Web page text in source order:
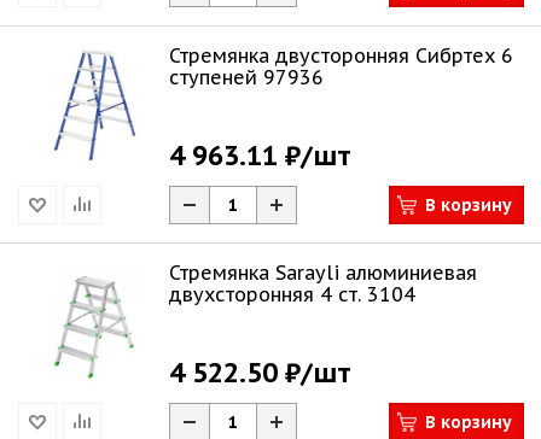
Стремянка двусторонняя Сибртех 6
ступеней 97936
4 963.11 ₽/шт
В корзину
Стремянка Sarayli алюминиевая
двухсторонняя 4 ст. 3104
4 522.50 ₽/шт
В корзину